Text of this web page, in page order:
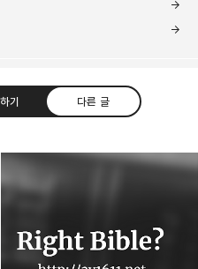
기 다른 글
니다.
라인